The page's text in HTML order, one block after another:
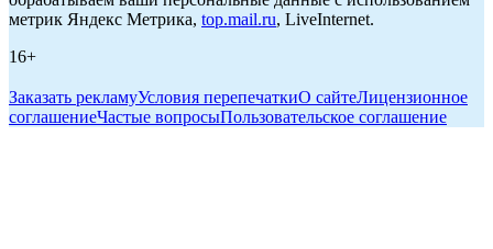
метрик Яндекс Метрика, top.mail.ru, LiveInternet.
16+
Заказать рекламуУсловия перепечаткиО сайтеЛицензионное
соглашениеЧастые вопросыПользовательское соглашение